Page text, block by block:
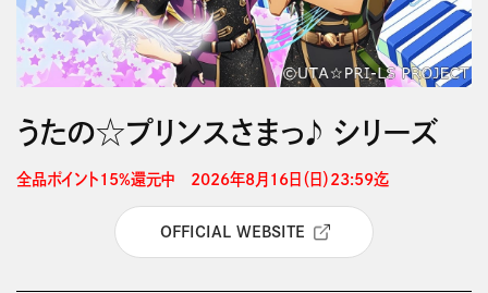
うたの☆プリンスさまっ♪ シリーズ
全品ポイント15%還元中　2026年8月16日（日）23:59迄
OFFICIAL WEBSITE